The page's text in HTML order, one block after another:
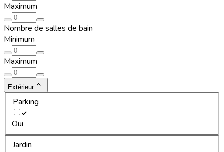
Maximum
Nombre de salles de bain
Minimum
Maximum
Extérieur
Parking
Oui
Jardin